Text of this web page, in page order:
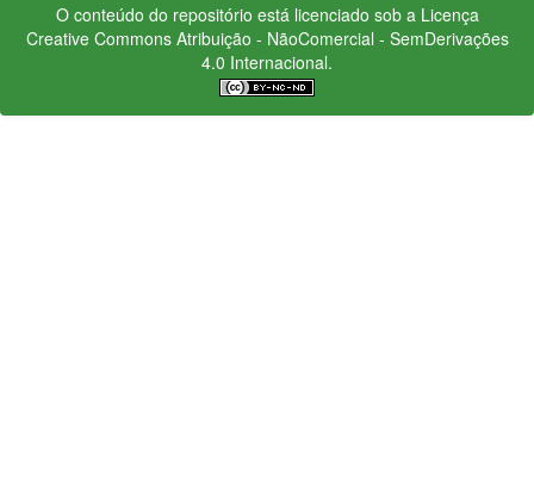
O conteúdo do repositório está licenciado sob a Licença
Creative CommonsAtribuição - NãoComercial - SemDerivações
4.0 Internacional.